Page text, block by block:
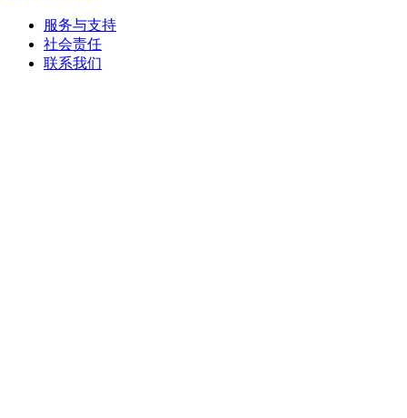
服务与支持
社会责任
联系我们